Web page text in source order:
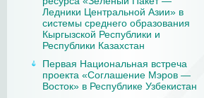
Ледники Центральной Азии» в
системы среднего образования
Кыргызской Республики и
Республики Казахстан
Первая Национальная встреча
проекта «Соглашение Мэров —
Восток» в Республике Узбекистан